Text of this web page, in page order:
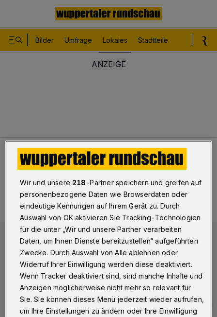
Bilder Umfrage Lokales Stadtteile
Lokales Bilder: Die Wupper im Februar ...​
Bilderstrecke
Die Wupper im Februar ...
Wir und unsere 218-Partner speichern und greifen auf
personenbezogene Daten wie Browserdaten oder
eindeutige Kennungen auf Ihrem Gerät zu. Durch
Auswahl von OK aktivieren Sie Tracking-Technologien
für die unter „Wir und unsere Partner verarbeiten
Daten, um Ihnen Dienste bereitzustellen“ aufgeführten
Zwecke. Durch Auswahl von Alle ablehnen oder
Widerruf Ihrer Einwilligung werden diese deaktiviert.
Wenn Tracker deaktiviert sind, sind manche Inhalte und
Anzeigen möglicherweise nicht mehr so relevant für
Sie. Sie können dieses Menü jederzeit wieder aufrufen,
um Ihre Einstellungen zu ändern oder Ihre Einwilligung